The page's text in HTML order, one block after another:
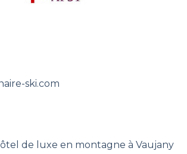
ski.com
de luxe en montagne à Vaujany